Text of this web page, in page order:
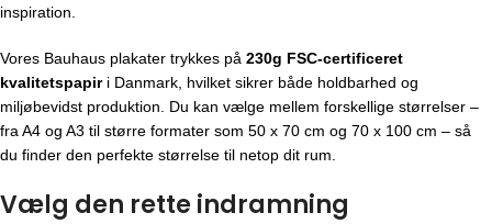
inspiration.
Vores Bauhaus plakater trykkes på 230g FSC-certificeret
kvalitetspapiri Danmark, hvilket sikrer både holdbarhed og
miljøbevidst produktion. Du kan vælge mellem forskellige størrelser –
fra A4 og A3 til større formater som 50 x 70 cm og 70 x 100 cm – så
du finder den perfekte størrelse til netop dit rum.
Vælg den rette indramning